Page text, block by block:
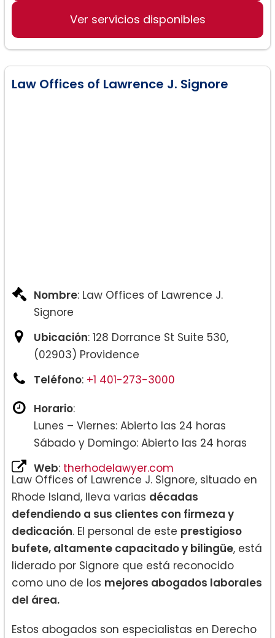
Casos de seguros de automóviles
Ver servicios disponibles
Law Offices of Lawrence J. Signore
Nombre: Law Offices of Lawrence J.
Signore
Ubicación: 128 Dorrance St Suite 530,
(02903) Providence
Teléfono: +1 401-273-3000
Horario:
Lunes – Viernes: Abierto las 24 horas
Sábado y Domingo: Abierto las 24 horas
Web: therhodelawyer.com
Law Offices of Lawrence J. Signore, situado en
Rhode Island, lleva varias décadas
defendiendo a sus clientes con firmeza y
dedicación. El personal de este prestigioso
bufete, altamente capacitado y bilingüe, está
liderado por Signore que está reconocido
como uno de los mejores abogados laborales
del área.
Estos abogados son especialistas en Derecho